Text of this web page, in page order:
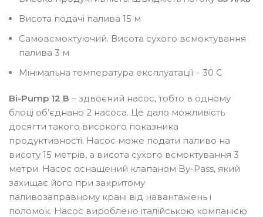
Висота подачі палива 15 м
Самовсмоктуючий. Висота сухого всмоктування
палива 3 м
Мінімальна температура експлуатації – 30 С
Bi-Pump 12 В – здвоєний насос, тобто в одному
блоці об’єднано 2 насоса. Це дало можливість
досягти такого високого показника
продуктивності. Насос може подати паливо на
висоту 15 метрів, а висота сухого всмоктування 3
метри. Насос оснащений клапаном By-Pass, який
захищає його при закритому
паливозаправному крані від навантажень і
поломок. Насос вироблено італійською компанією